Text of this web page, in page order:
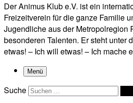
Der Animus Klub e.V. ist ein
Freizeitverein für die ganze Familie
Jugendliche aus der Metropolregion
besonderen Talenten. Er steht unter
etwas! – Ich will etwas! – Ich mache
Menü
Suche